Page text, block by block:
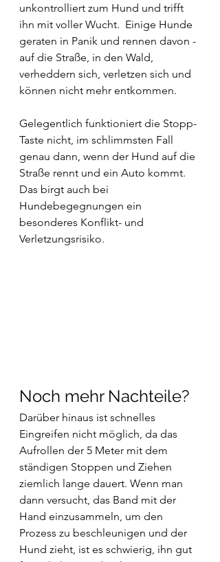
unkontrolliert zum Hund und trifft
ihn mit voller Wucht.  Einige Hunde
geraten in Panik und rennen davon -
auf die Straße, in den Wald,
verheddern sich, verletzen sich und
können nicht mehr entkommen.
Gelegentlich funktioniert die Stopp-
Taste nicht, im schlimmsten Fall
genau dann, wenn der Hund auf die
Straße rennt und ein Auto kommt.
Das birgt auch bei
Hundebegegnungen ein
besonderes Konflikt- und
Verletzungsrisiko.
Noch mehr Nachteile?
Darüber hinaus ist schnelles
Eingreifen nicht möglich, da das
Aufrollen der 5 Meter mit dem
ständigen Stoppen und Ziehen
ziemlich lange dauert. Wenn man
dann versucht, das Band mit der
Hand einzusammeln, um den
Prozess zu beschleunigen und der
Hund zieht, ist es schwierig, ihn gut